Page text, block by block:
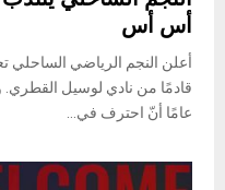
أس أس
أعلن النجم الرياضي الساحلي
قادمًا من نادي لوسيل القطري.
عامًا أنّ احترف في...